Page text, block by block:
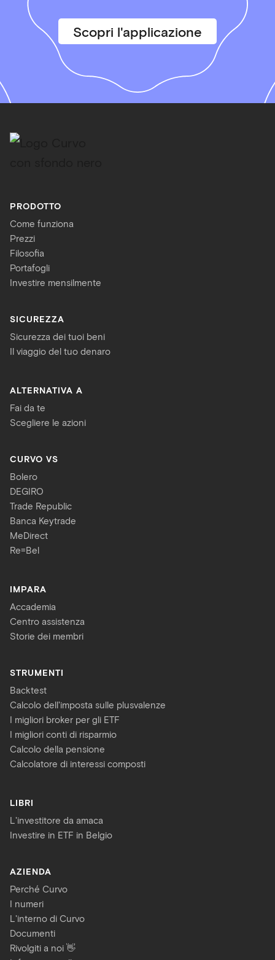
Scopri l'applicazione
PRODOTTO
Come funziona
Prezzi
Filosofia
Portafogli
Investire mensilmente
SICUREZZA
Sicurezza dei tuoi beni
Il viaggio del tuo denaro
ALTERNATIVA A
Fai da te
Scegliere le azioni
CURVO VS
Bolero
DEGIRO
Trade Republic
Banca Keytrade
MeDirect
Re=Bel
IMPARA
Accademia
Centro assistenza
Storie dei membri
STRUMENTI
Backtest
Calcolo dell'imposta sulle plusvalenze
I migliori broker per gli ETF
I migliori conti di risparmio
Calcolo della pensione
Calcolatore di interessi composti
LIBRI
L'investitore da amaca
Investire in ETF in Belgio
AZIENDA
Perché Curvo
I numeri
L'interno di Curvo
Documenti
Rivolgiti a noi 👋